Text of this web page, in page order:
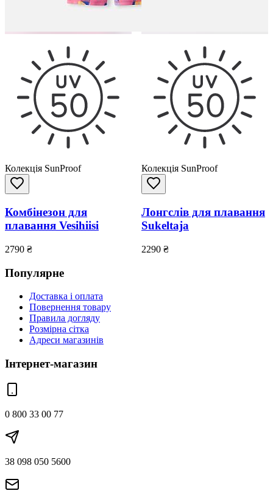
Колекція SunProof
Комбінезон для
плавання Vesihiisi
2790 ₴
Колекція SunProof
Лонгслів для плавання
Sukeltaja
2290 ₴
Популярне
Доставка і оплата
Повернення товару
Правила догляду
Розмірна сітка
Адреси магазинів
Інтернет-магазин
0 800 33 00 77
38 098 050 5600